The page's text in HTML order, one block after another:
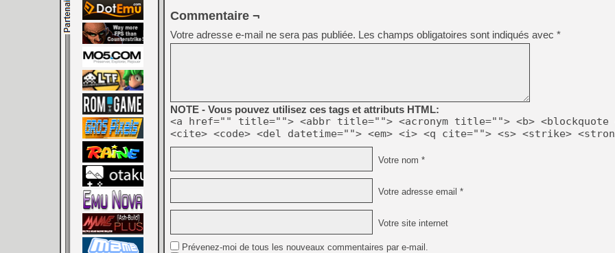
[GK] Test : Restory : Chill
[GK] GTA 6 : Rockstar
[GK] Hot Wheels Infinite
[GK] Mémoire cash -
[GK] Résultats Nintendo :
[GK] Déjà des
[Mo5] Brickboy cherche à
[GK] Minecraft et ses «
[GK] Beast of
Commentaire ¬
Votre adresse e-mail ne sera pas publiée. Les champs obligatoires sont indiqués avec *
NOTE - Vous pouvez utilisez ces tags et attributs HTML:
<a href="" title=""> <abbr title=""> <acronym title=""> <b> <blockquote
<cite> <code> <del datetime=""> <em> <i> <q cite=""> <s> <strike>
Votre nom *
Votre adresse email *
Votre site internet
Prévenez-moi de tous les nouveaux commentaires par e-mail.